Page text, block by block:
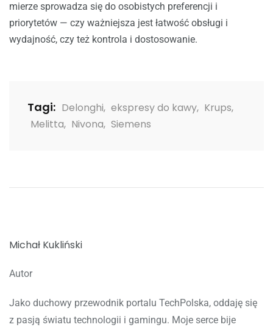
mierze sprowadza się do osobistych preferencji i
priorytetów — czy ważniejsza jest łatwość obsługi i
wydajność, czy też kontrola i dostosowanie.
Tagi: Delonghi, ekspresy do kawy, Krups,
Melitta, Nivona, Siemens
Michał Kukliński
Autor
Jako duchowy przewodnik portalu TechPolska, oddaję się
z pasją światu technologii i gamingu. Moje serce bije